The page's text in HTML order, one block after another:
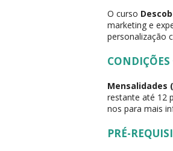
O curso
marketing e
personalização
CONDIÇÕES
Mensalidades
restante até 12
nos para mais
PRÉ-